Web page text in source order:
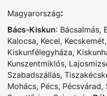
Magyarország:
Bács-Kiskun: Bácsalmás,
Kalocsa, Kecel, Kecskemét,
Kiskunfélegyháza,
Kunszentmiklós,
Szabadszállás,
Mohács, Pécs, Pécsvárad,